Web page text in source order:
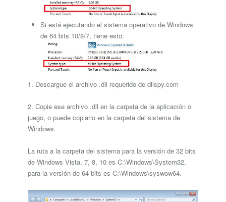
Si está ejecutando el sistema operativo de Windows
de 64 bits 10/8/7, tiene esto:
1. Descargue el archivo .dll requerido de dllspy.com
2. Copie ese archivo .dll en la carpeta de la aplicación o
juego, o puede copiarlo en la carpeta del sistema de
Windows.
La ruta a la carpeta del sistema para la versión de 32 bits
de Windows Vista, 7, 8, 10 es C:\Windows\System32,
para la versión de 64-bits es C:\Windows\syswow64.